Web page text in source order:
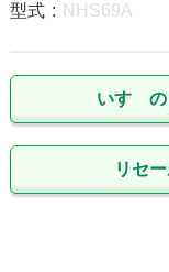
型式 : NHS69A
いすゞ
リセ